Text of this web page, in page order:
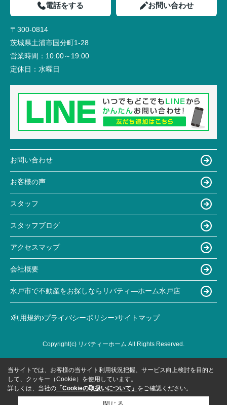
電話をする お問い合わせ
〒300-0814
茨城県土浦市国分町1-28
営業時間： 10:00～19:00
定休日： 水曜日
お問い合わせ
お客様の声
スタッフ
スタッフブログ
アクセスマップ
会社概要
水戸市で不動産をお探しならリバティ―ホーム水戸店
利用規約 プライバシーポリシー サイトマップ
Copyright(c) リバティーホーム All Rights Reserved.
当サイトでは、お客様の当サイト利用状況把握、サービス向上検討を目的と
して、クッキー（Cookie）を使用しています。
詳しくは、当社の 「Cookieの取扱いについて」 をご確認ください。